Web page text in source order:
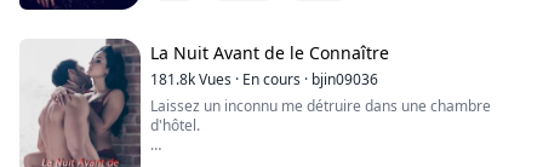
Chez Taylor Industries, elle est Joy Smith — la directrice
financière terne qui noie ses for...
La Nuit Avant de le Connaître
181.8kVues · En cours · bjin09036
Laissez un inconnu me détruire dans une chambre
d'hôtel.